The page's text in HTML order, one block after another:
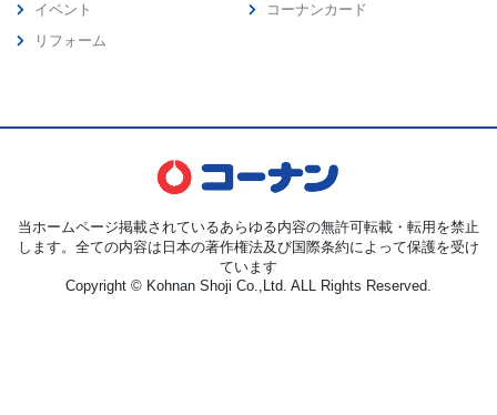
イベント
リフォーム
コーナンカード
当ホームページ掲載されているあらゆる内容の無許可転載・転用を禁止
します。全ての内容は日本の著作権法及び国際条約によって保護を受け
ています
Copyright © Kohnan Shoji Co.,Ltd. ALL Rights Reserved.